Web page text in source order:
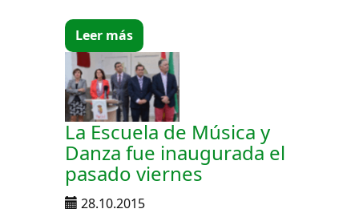
Leer más
La Escuela de Música y
Danza fue inaugurada el
pasado viernes
28.10.2015